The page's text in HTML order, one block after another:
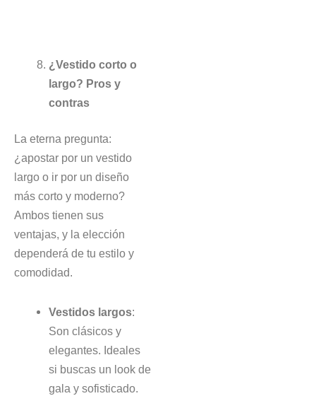
¿Vestido corto o
largo? Pros y
contras
La eterna pregunta:
¿apostar por un vestido
largo o ir por un diseño
más corto y moderno?
Ambos tienen sus
ventajas, y la elección
dependerá de tu estilo y
comodidad.
Vestidos largos:
Son clásicos y
elegantes. Ideales
si buscas un look de
gala y sofisticado.